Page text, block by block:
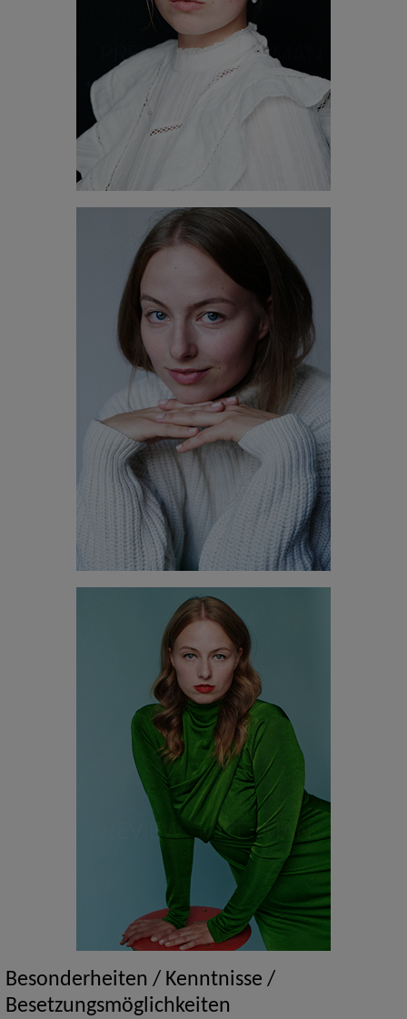
Besonderheiten / Kenntnisse /
Besetzungsmöglichkeiten